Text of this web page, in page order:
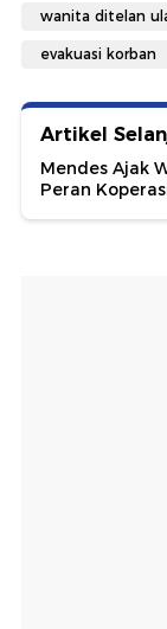
wanita ditelan
evakuasi korban
Artikel
Mendes Ajak
Peran